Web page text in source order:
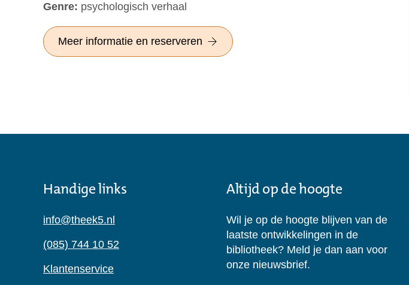
Genre: psychologisch verhaal
Meer informatie en reserveren
Handige links
info@theek5.nl
(085) 744 10 52
Klantenservice
Altijd op de hoogte
Wil je op de hoogte blijven van de
laatste ontwikkelingen in de
bibliotheek? Meld je dan aan voor
onze nieuwsbrief.